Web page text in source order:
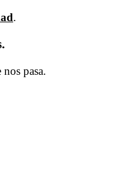
.
pasa.